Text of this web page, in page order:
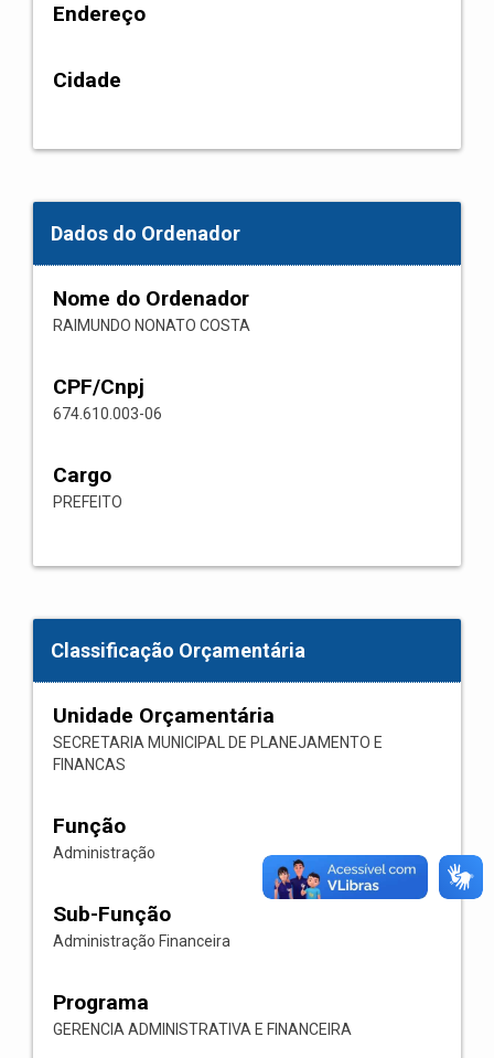
Endereço
Cidade
Dados do Ordenador
Nome do Ordenador
RAIMUNDO NONATO COSTA
CPF/Cnpj
674.610.003-06
Cargo
PREFEITO
Classificação Orçamentária
Unidade Orçamentária
SECRETARIA MUNICIPAL DE PLANEJAMENTO E
FINANCAS
Função
Administração
Sub-Função
Administração Financeira
Programa
GERENCIA ADMINISTRATIVA E FINANCEIRA